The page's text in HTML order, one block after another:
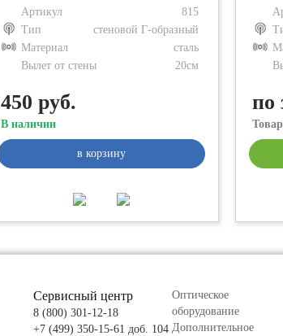
Артикул
815
Тип
стеновой Г-образный
Материал
сталь
Вылет от стены
20см
450 руб.
В наличии
в корзину
по
Сервисный центр
8 (800) 301-12-18
+7 (499) 350-15-61 доб. 104
Оптическое
оборудование
Дополнительное